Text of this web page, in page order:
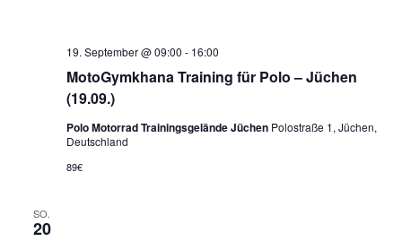
MotoGymkhana Training für Polo – Jüchen
(19.09.)
19. September @ 09:00 - 16:00
Polo Motorrad Trainingsgelände Jüchen Polostraße 1, Jüchen,
Deutschland
89€
SO.
20